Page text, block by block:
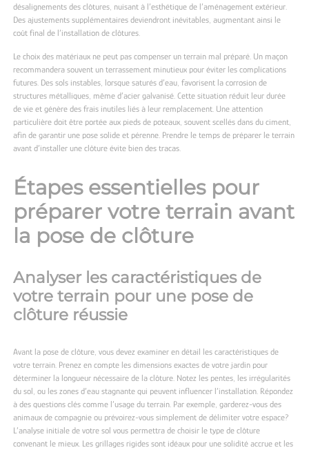
désalignements des clôtures, nuisant à l’esthétique de l’aménagement extérieur.
Des ajustements supplémentaires deviendront inévitables, augmentant ainsi le
coût final de l’installation de clôtures.
Le choix des matériaux ne peut pas compenser un terrain mal préparé. Un maçon
recommandera souvent un terrassement minutieux pour éviter les complications
futures. Des sols instables, lorsque saturés d’eau, favorisent la corrosion de
structures métalliques, même d’acier galvanisé. Cette situation réduit leur durée
de vie et génère des frais inutiles liés à leur remplacement. Une attention
particulière doit être portée aux pieds de poteaux, souvent scellés dans du ciment,
afin de garantir une pose solide et pérenne. Prendre le temps de préparer le terrain
avant d’installer une clôture évite bien des tracas.
Étapes essentielles pour
préparer votre terrain avant
la pose de clôture
Analyser les caractéristiques de
votre terrain pour une pose de
clôture réussie
Avant la pose de clôture, vous devez examiner en détail les caractéristiques de
votre terrain. Prenez en compte les dimensions exactes de votre jardin pour
déterminer la longueur nécessaire de la clôture. Notez les pentes, les irrégularités
du sol, ou les zones d’eau stagnante qui peuvent influencer l’installation. Répondez
à des questions clés comme l’usage du terrain. Par exemple, garderez-vous des
animaux de compagnie ou prévoirez-vous simplement de délimiter votre espace?
L’analyse initiale de votre sol vous permettra de choisir le type de clôture
convenant le mieux. Les grillages rigides sont idéaux pour une solidité accrue et les